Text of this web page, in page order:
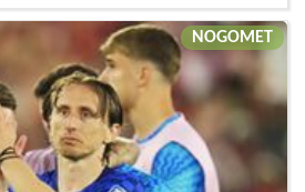
NOGOMET